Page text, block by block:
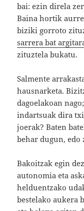
bai: ezin direla
Baina hortik
biziki gorroto
sarrera bat
zituztela bukatu.
Salmente
hausnarketa.
dagoelakoan
indartsuak dira
joerak? Baten
behar dugun, edo
Bakoitzak egin
autonomia eta
helduentzako
bestelako aukera